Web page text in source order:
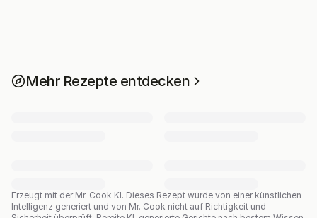
Mehr Rezepte entdecken
Erzeugt mit der Mr. Cook KI. Dieses Rezept wurde von einer künstlichen
Intelligenz generiert und von Mr. Cook nicht auf Richtigkeit und